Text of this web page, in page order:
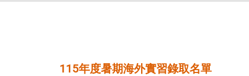
115年度暑期海外實習錄取名單